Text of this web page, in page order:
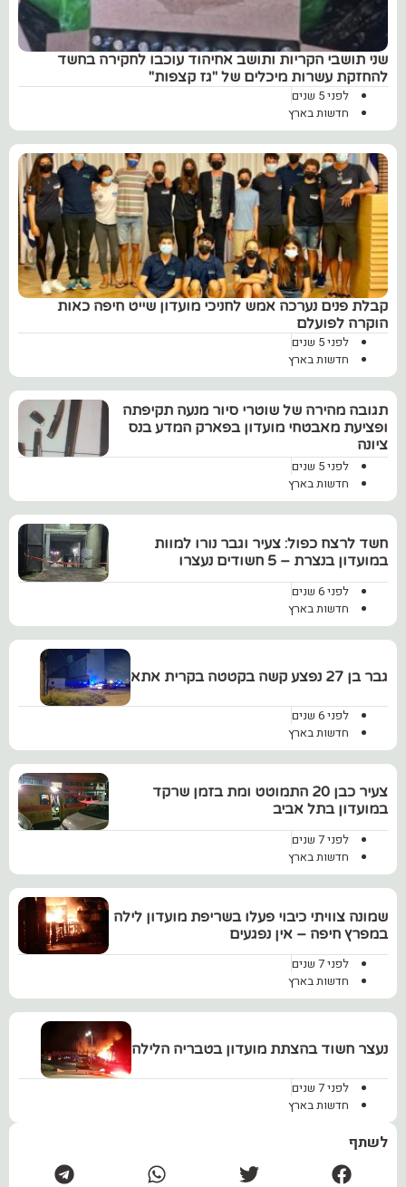
שני תושבי הקריות ותושב אחיהוד עוכבו לחקירה בחשד
להחזקת עשרות מיכלים של "גז קצפות"
לפני 5 שנים
חדשות בארץ
קבלת פנים נערכה אמש לחניכי מועדון שייט חיפה כאות
הוקרה לפועלם
לפני 5 שנים
חדשות בארץ
תגובה מהירה של שוטרי סיור מנעה תקיפתה
ופציעת מאבטחי מועדון בפארק המדע בנס
ציונה
לפני 5 שנים
חדשות בארץ
‏חשד לרצח כפול: צעיר וגבר נורו למוות
במועדון בנצרת – 5 חשודים נעצרו
לפני 6 שנים
חדשות בארץ
גבר בן 27 נפצע קשה בקטטה בקרית אתא
לפני 6 שנים
חדשות בארץ
‏צעיר כבן 20 התמוטט ומת בזמן שרקד
במועדון בתל אביב
לפני 7 שנים
חדשות בארץ
שמונה צוויתי כיבוי פעלו בשריפת מועדון לילה
במפרץ חיפה – אין נפגעים
לפני 7 שנים
חדשות בארץ
נעצר חשוד בהצתת מועדון בטבריה הלילה
לפני 7 שנים
חדשות בארץ
לשתף